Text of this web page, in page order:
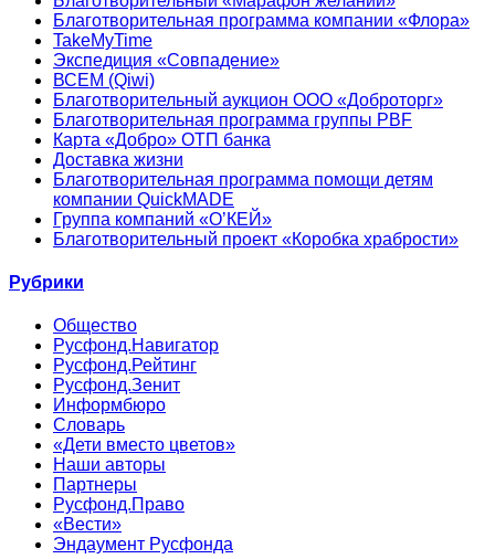
Благотворительная программа компании «Флора»
TakeMyTime
Экспедиция «Совпадение»
ВСЕМ (Qiwi)
Благотворительный аукцион ООО «Доброторг»
Благотворительная программа группы PBF
Карта «Добро» ОТП банка
Доставка жизни
Благотворительная программа помощи детям
компании QuickMADE
Группа компаний «О’КЕЙ»
Благотворительный проект «Коробка храбрости»
Рубрики
Общество
Русфонд.Навигатор
Русфонд.Рейтинг
Русфонд.Зенит
Информбюро
Словарь
«Дети вместо цветов»
Наши авторы
Партнеры
Русфонд.Право
«Вести»
Эндаумент Русфонда